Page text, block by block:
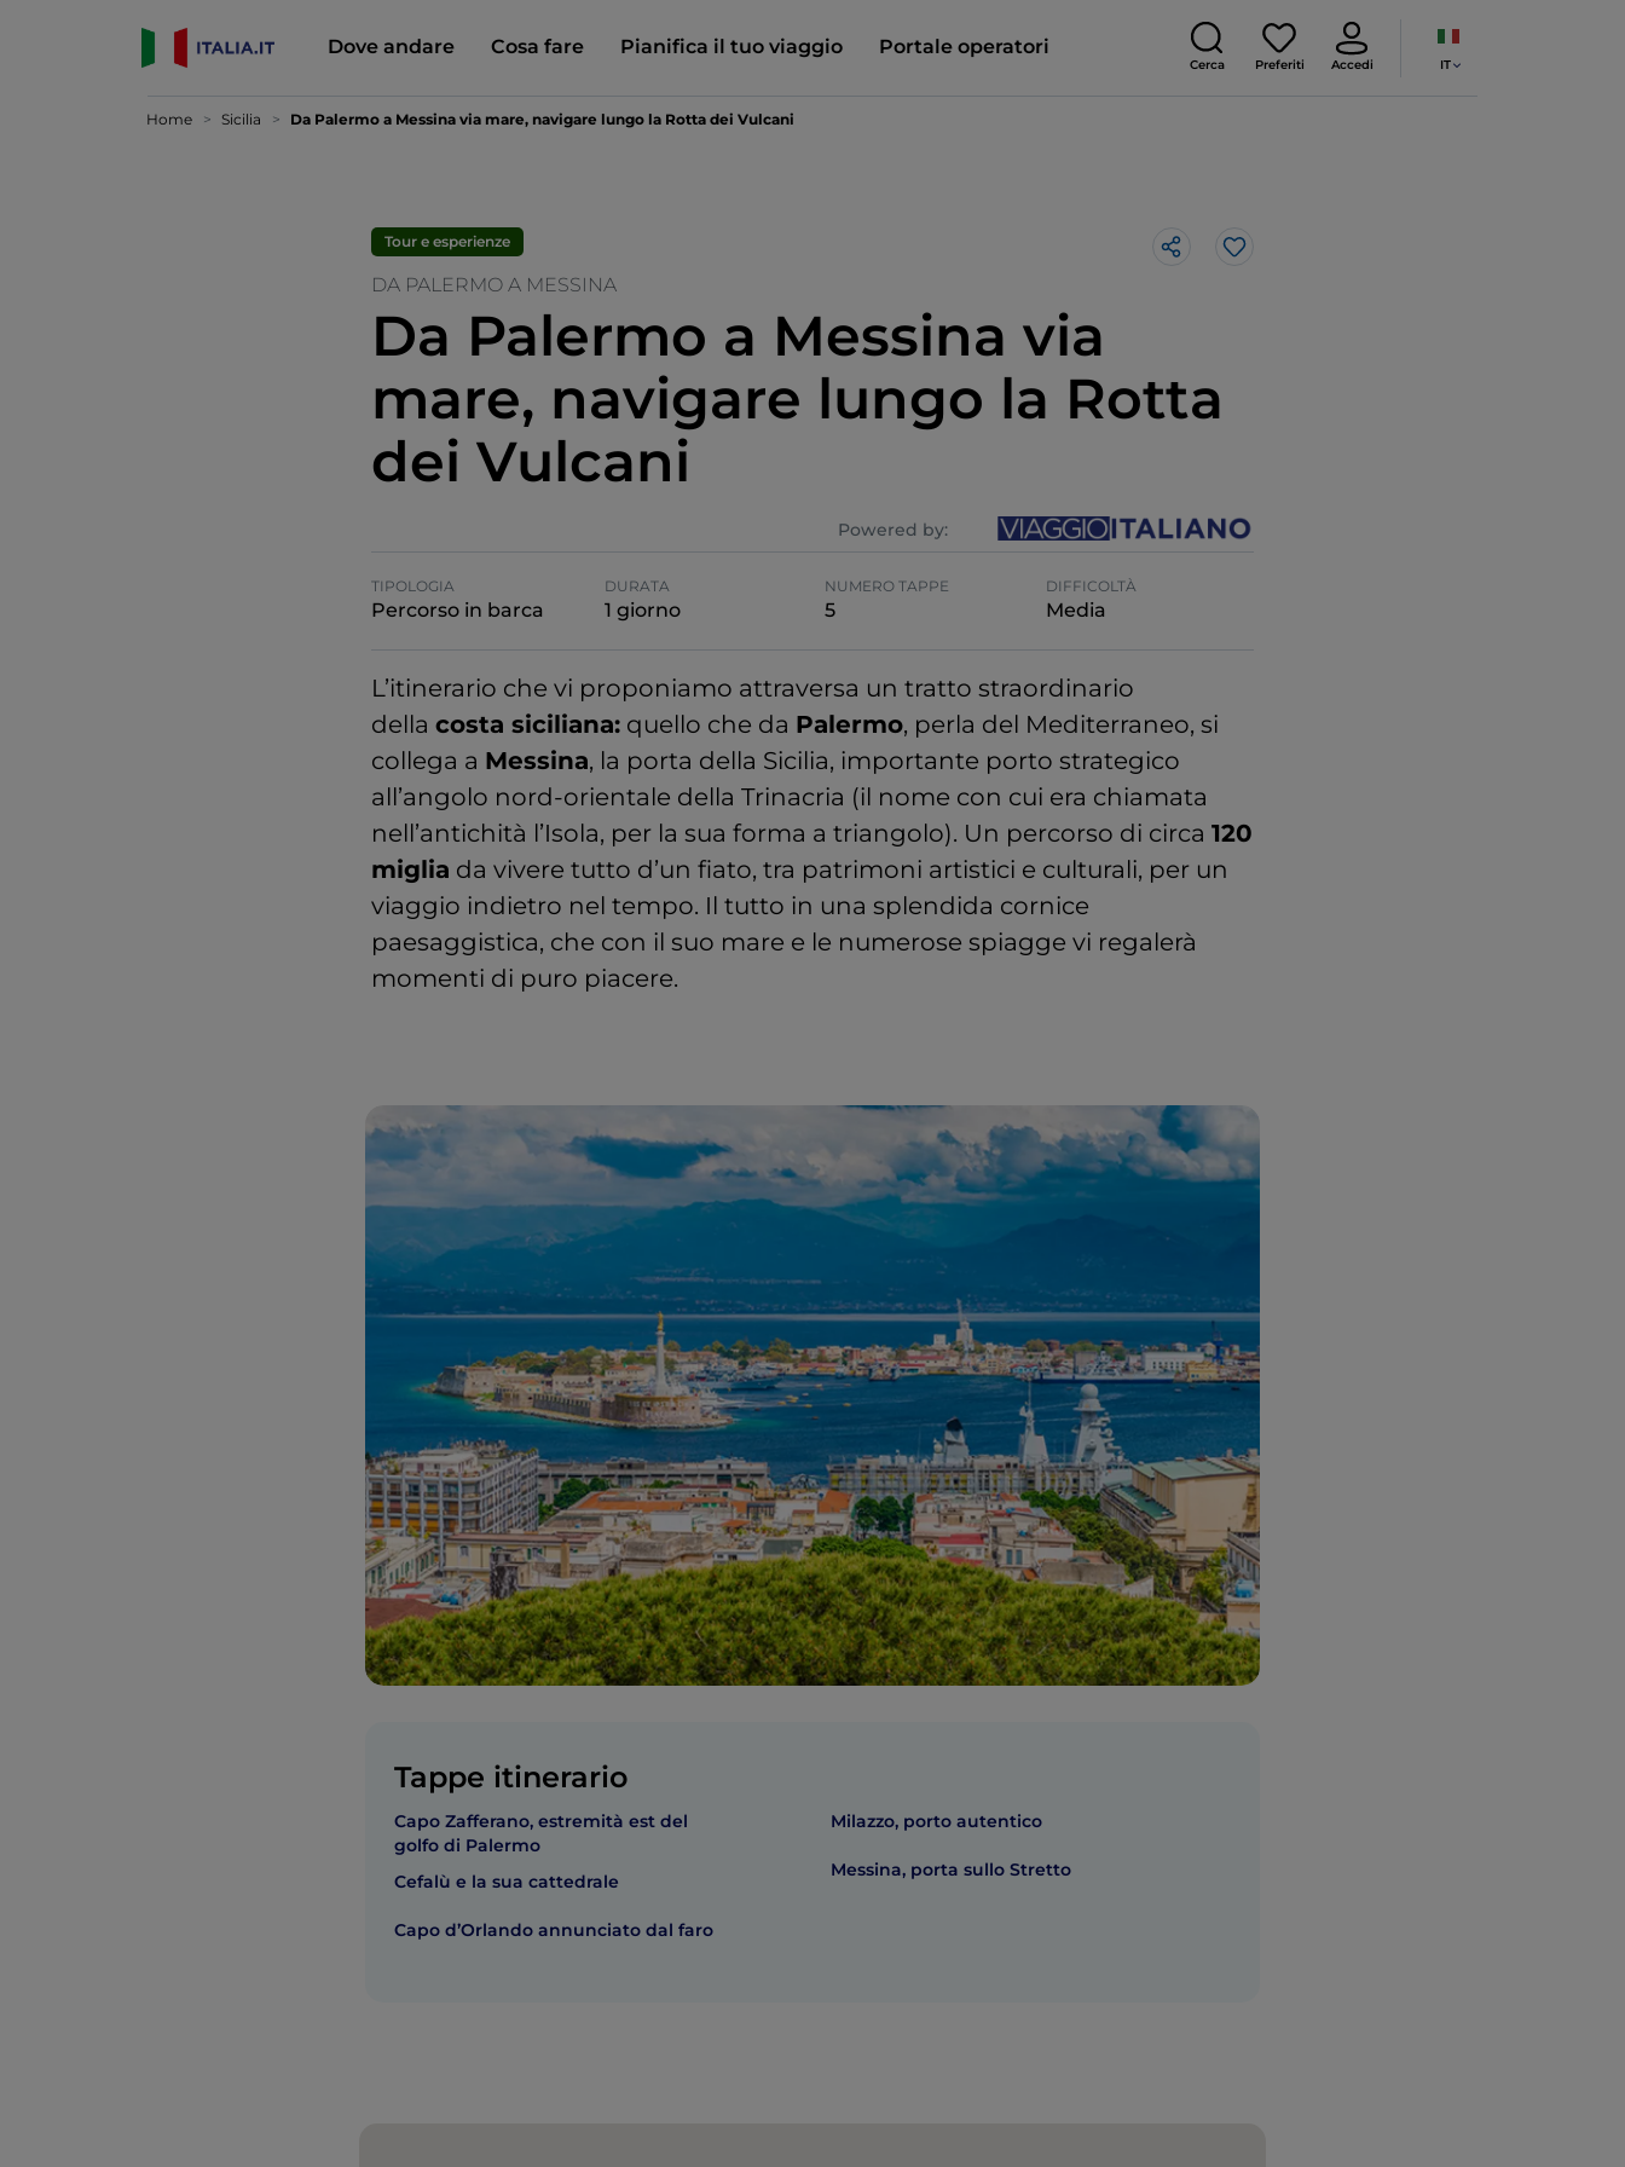
Dove andare Cosa fare Pianifica il tuo viaggio Portale operatori
Cerca Preferiti Accedi IT
Home Sicilia Da Palermo a Messina via mare, navigare lungo la Rotta dei Vulcani
Tour e esperienze
DA PALERMO A MESSINA
Da Palermo a Messina via
mare, navigare lungo la Rotta
dei Vulcani
Powered by:
TIPOLOGIA
Percorso in barca
DURATA
1 giorno
NUMERO TAPPE
5
DIFFICOLTÀ
Media
L’itinerario che vi proponiamo attraversa un tratto straordinario
della costa siciliana: quello che da Palermo, perla del Mediterraneo, si
collega a Messina, la porta della Sicilia, importante porto strategico
all’angolo nord-orientale della Trinacria (il nome con cui era chiamata
nell’antichità l’Isola, per la sua forma a triangolo). Un percorso di circa 120
miglia da vivere tutto d’un fiato, tra patrimoni artistici e culturali, per un
viaggio indietro nel tempo. Il tutto in una splendida cornice
paesaggistica, che con il suo mare e le numerose spiagge vi regalerà
momenti di puro piacere.
Like
Tappe itinerario
Capo Zafferano, estremità est del
golfo di Palermo
Cefalù e la sua cattedrale
Capo d’Orlando annunciato dal faro
Milazzo, porto autentico
Messina, porta sullo Stretto